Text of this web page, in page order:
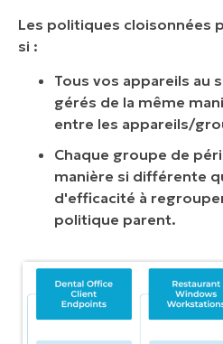
Les politiques cloisonnées
si :
Tous vos appareils au
gérés de la même
entre les appareils/
Chaque groupe de
manière si différente
d'efficacité à
politique parent.